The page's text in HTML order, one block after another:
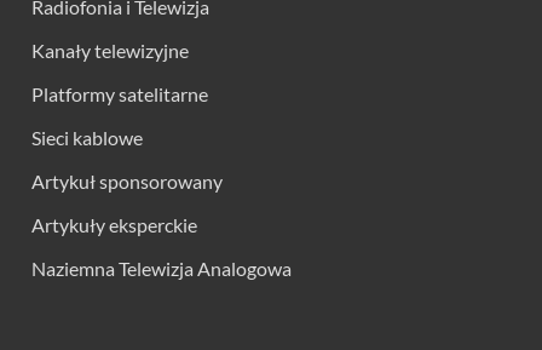
Radiofonia i Telewizja
Kanały telewizyjne
Platformy satelitarne
Sieci kablowe
Artykuł sponsorowany
Artykuły eksperckie
Naziemna Telewizja Analogowa